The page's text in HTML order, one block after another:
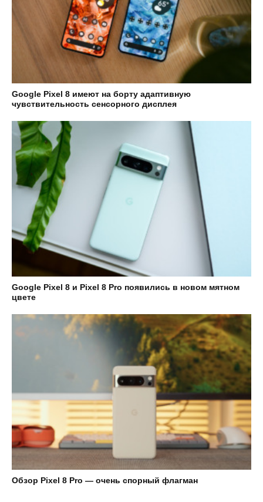
Google Pixel 8 имеют на борту адаптивную
чувствительность сенсорного дисплея
Google Pixel 8 и Pixel 8 Pro появились в новом мятном
цвете
Обзор Pixel 8 Pro — очень спорный флагман